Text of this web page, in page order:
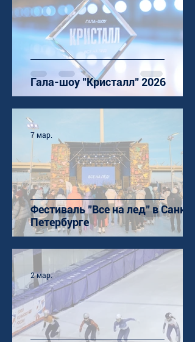
Гала-шоу "Кристалл" 2026
Фестиваль "Все на лед" в Санкт-
Петербурге
7 мар.
2 мар.